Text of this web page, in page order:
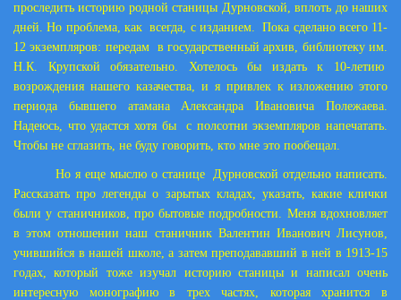
проследить историю родной станицы Дурновской, вплоть до наших
дней. Но проблема, как всегда, с изданием. Пока сделано всего 11-
12 экземпляров: передам в государственный архив, библиотеку им.
Н.К. Крупской обязательно. Хотелось бы издать к 10-летию
возрождения нашего казачества, и я привлек к изложению этого
периода бывшего атамана Александра Ивановича Полежаева.
Надеюсь, что удастся хотя бы с полсотни экземпляров напечатать.
Чтобы не сглазить, не буду говорить, кто мне это пообещал.
Но я еще мыслю о станице Дурновской отдельно написать.
Рассказать про легенды о зарытых кладах, указать, какие клички
были у станичников, про бытовые подробности. Меня вдохновляет
в этом отношении наш станичник Валентин Иванович Лисунов,
учившийся в нашей школе, а затем преподававший в ней в 1913-15
годах, который тоже изучал историю станицы и написал очень
интересную монографию в трех частях, которая хранится в